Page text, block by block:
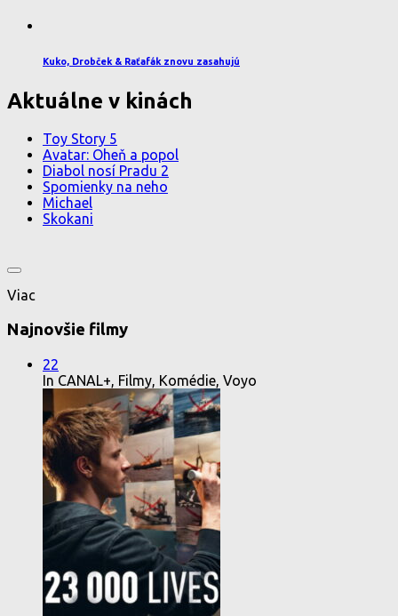
Kuko, Drobček & Raťafák znovu zasahujú
Aktuálne v kinách
Toy Story 5
Avatar: Oheň a popol
Diabol nosí Pradu 2
Spomienky na neho
Michael
Skokani
Viac
Najnovšie filmy
22
In CANAL+, Filmy, Komédie, Voyo